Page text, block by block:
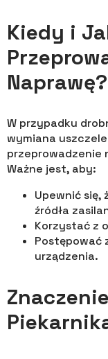
Kiedy i
Naprawę?
W przypadku
wymiana
przeprowadzenie
Ważne jest, aby:
Upewnić się,
źródła
Korzystać z
Postępować
urządzenia.